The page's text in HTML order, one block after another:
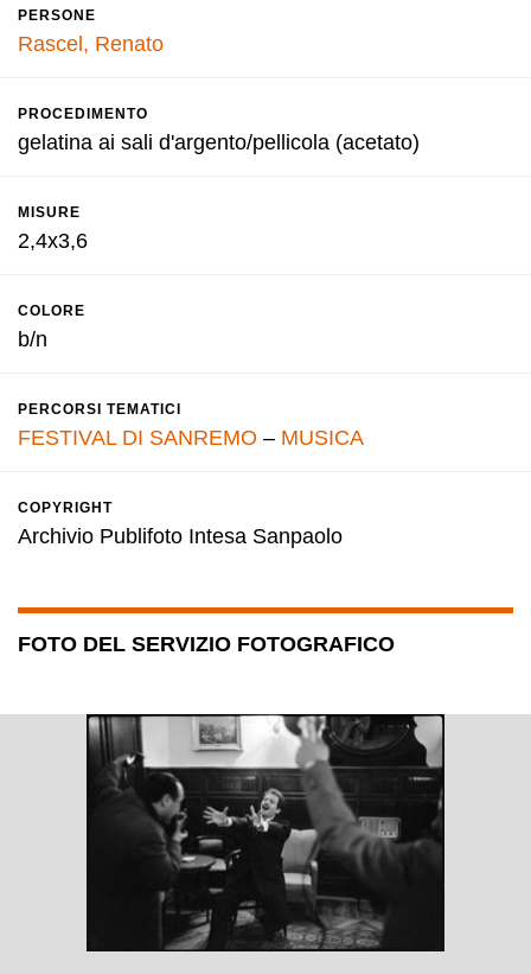
PERSONE
Rascel, Renato
PROCEDIMENTO
gelatina ai sali d'argento/pellicola (acetato)
MISURE
2,4x3,6
COLORE
b/n
PERCORSI TEMATICI
FESTIVAL DI SANREMO – MUSICA
COPYRIGHT
Archivio Publifoto Intesa Sanpaolo
FOTO DEL SERVIZIO FOTOGRAFICO